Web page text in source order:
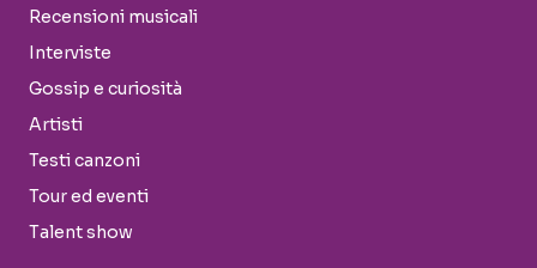
Recensioni musicali
Interviste
Gossip e curiosità
Artisti
Testi canzoni
Tour ed eventi
Talent show